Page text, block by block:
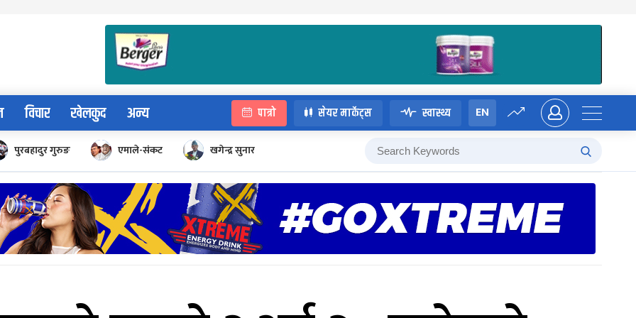
विचार खेलकुद अन्य पात्रो सेयर मार्केट्स स्वास्थ्य EN
पुरबहादुर गुरुङ एमाले-संकट खगेन्द्र सुनार